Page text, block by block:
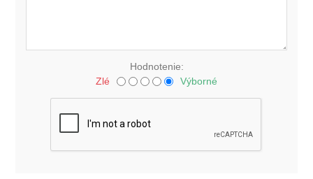
Hodnotenie:
Zlé
Výborné